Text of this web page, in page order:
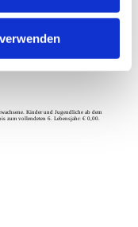
Kinder und Jugendliche ab dem
zum vollendeten 6. Lebensjahr: € 0,00.